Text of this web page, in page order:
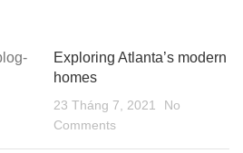
Exploring Atlanta’s modern
homes
23 Tháng 7, 2021
No
Comments